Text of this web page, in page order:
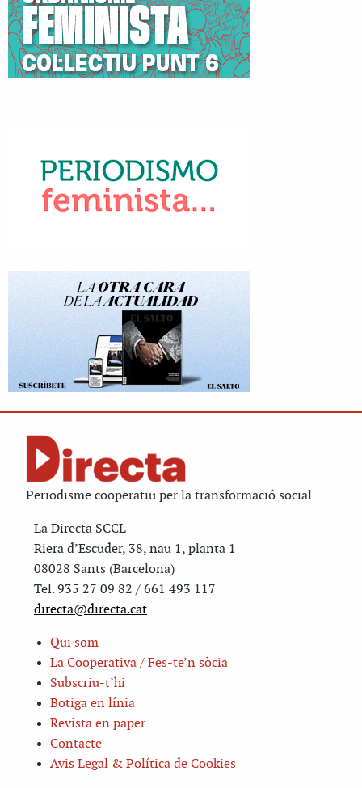
Periodisme cooperatiu per la transformació social
La Directa SCCL
Riera d’Escuder, 38, nau 1, planta 1
08028 Sants (Barcelona)
Tel. 935 27 09 82 / 661 493 117
directa@directa.cat
Qui som
La Cooperativa / Fes-te’n sòcia
Subscriu-t’hi
Botiga en línia
Revista en paper
Contacte
Avis Legal & Política de Cookies